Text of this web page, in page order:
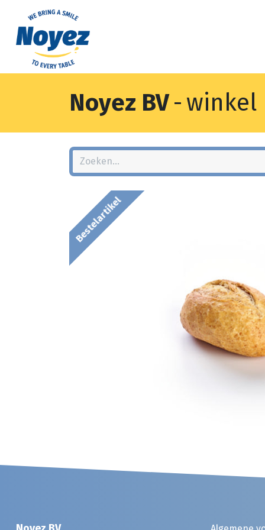
Noyez BV- winkel
Bestelartikel